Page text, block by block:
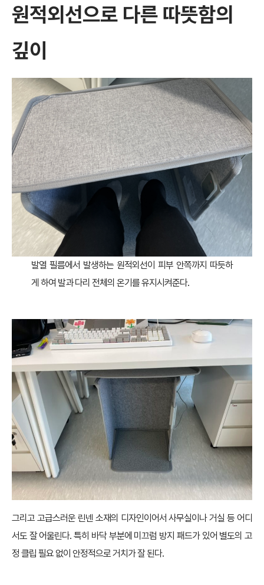
원적외선으로 다른 따뜻함의
깊이
발열 필름에서 발생하는 원적외선이 피부 안쪽까지 따듯하
게 하여 발과 다리 전체의 온기를 유지시켜준다.
그리고 고급스러운 린넨 소재의 디자인이어서 사무실이나 거실 등 어디
서도 잘 어울린다. 특히 바닥 부분에 미끄럼 방지 패드가 있어 별도의 고
정 클립 필요 없이 안정적으로 거치가 잘 된다.